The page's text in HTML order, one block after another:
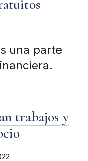
una parte
trabajos y